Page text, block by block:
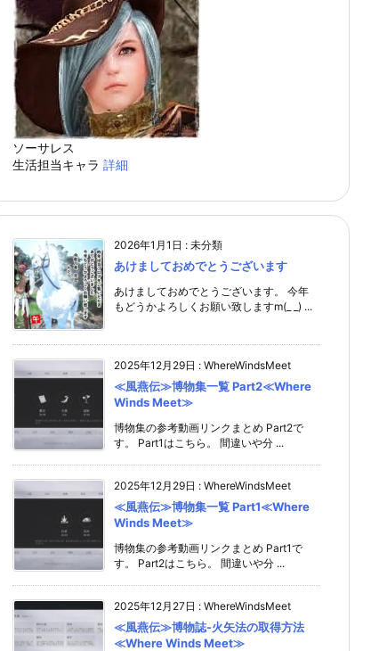
ソーサレス
生活担当キャラ 詳細
2026年1月1日 : 未分類
あけましておめでとうございます
あけましておめでとうございます。 今年
もどうかよろしくお願い致しますm(_ _) ...
2025年12月29日 : WhereWindsMeet
≪風燕伝≫博物集一覧 Part2≪Where
Winds Meet≫
博物集の参考動画リンクまとめ Part2で
す。 Part1はこちら。 間違いや分 ...
2025年12月29日 : WhereWindsMeet
≪風燕伝≫博物集一覧 Part1≪Where
Winds Meet≫
博物集の参考動画リンクまとめ Part1で
す。 Part2はこちら。 間違いや分 ...
2025年12月27日 : WhereWindsMeet
≪風燕伝≫博物誌-火矢法の取得方法
≪Where Winds Meet≫